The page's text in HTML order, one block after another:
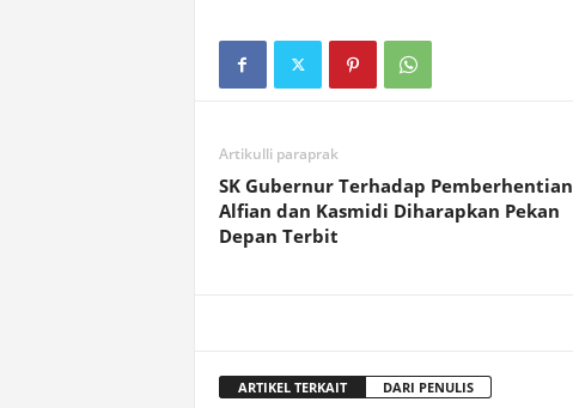
Artikulli paraprak
SK Gubernur Terhadap Pemberhentian
Alfian dan Kasmidi Diharapkan Pekan
Depan Terbit
ARTIKEL TERKAIT DARI PENULIS